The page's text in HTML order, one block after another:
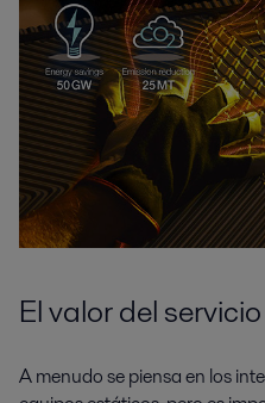
El valor del servicio
A menudo se piensa en los